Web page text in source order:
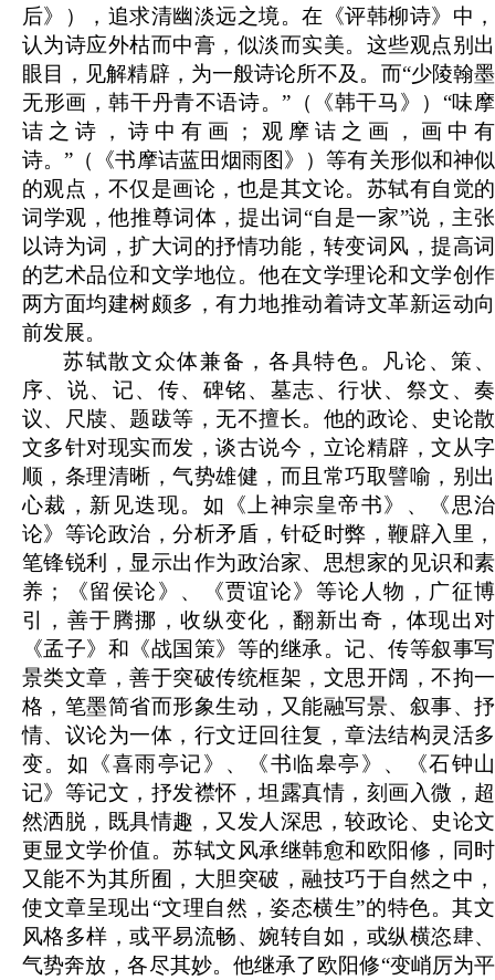
后》），追求清幽淡远之境。在《评韩柳诗》中，
认为诗应外枯而中膏，似淡而实美。这些观点别出
眼目，见解精辟，为一般诗论所不及。而“少陵翰墨
无形画，韩干丹青不语诗。”（《韩干马》）“味摩
诘之诗，诗中有画；观摩诘之画，画中有
诗。”（《书摩诘蓝田烟雨图》）等有关形似和神似
的观点，不仅是画论，也是其文论。苏轼有自觉的
词学观，他推尊词体，提出词“自是一家”说，主张
以诗为词，扩大词的抒情功能，转变词风，提高词
的艺术品位和文学地位。他在文学理论和文学创作
两方面均建树颇多，有力地推动着诗文革新运动向
前发展。
苏轼散文众体兼备，各具特色。凡论、策、
序、说、记、传、碑铭、墓志、行状、祭文、奏
议、尺牍、题跋等，无不擅长。他的政论、史论散
文多针对现实而发，谈古说今，立论精辟，文从字
顺，条理清晰，气势雄健，而且常巧取譬喻，别出
心裁，新见迭现。如《上神宗皇帝书》、《思治
论》等论政治，分析矛盾，针砭时弊，鞭辟入里，
笔锋锐利，显示出作为政治家、思想家的见识和素
养；《留侯论》、《贾谊论》等论人物，广征博
引，善于腾挪，收纵变化，翻新出奇，体现出对
《孟子》和《战国策》等的继承。记、传等叙事写
景类文章，善于突破传统框架，文思开阔，不拘一
格，笔墨简省而形象生动，又能融写景、叙事、抒
情、议论为一体，行文迂回往复，章法结构灵活多
变。如《喜雨亭记》、《书临皋亭》、《石钟山
记》等记文，抒发襟怀，坦露真情，刻画入微，超
然洒脱，既具情趣，又发人深思，较政论、史论文
更显文学价值。苏轼文风承继韩愈和欧阳修，同时
又能不为其所囿，大胆突破，融技巧于自然之中，
使文章呈现出“文理自然，姿态横生”的特色。其文
风格多样，或平易流畅、婉转自如，或纵横恣肆、
气势奔放，各尽其妙。他继承了欧阳修“变峭厉为平